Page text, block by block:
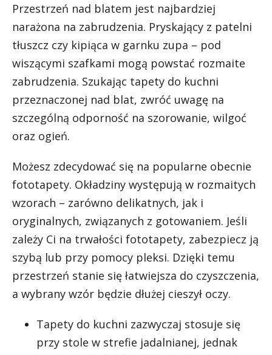
Przestrzeń nad blatem jest najbardziej
narażona na zabrudzenia. Pryskający z patelni
tłuszcz czy kipiąca w garnku zupa – pod
wiszącymi szafkami mogą powstać rozmaite
zabrudzenia. Szukając tapety do kuchni
przeznaczonej nad blat, zwróć uwagę na
szczególną odporność na szorowanie, wilgoć
oraz ogień.
Możesz zdecydować się na popularne obecnie
fototapety. Okładziny występują w rozmaitych
wzorach – zarówno delikatnych, jak i
oryginalnych, związanych z gotowaniem. Jeśli
zależy Ci na trwałości fototapety, zabezpiecz ją
szybą lub przy pomocy pleksi. Dzięki temu
przestrzeń stanie się łatwiejsza do czyszczenia,
a wybrany wzór będzie dłużej cieszył oczy.
Tapety do kuchni zazwyczaj stosuje się
przy stole w strefie jadalnianej, jednak